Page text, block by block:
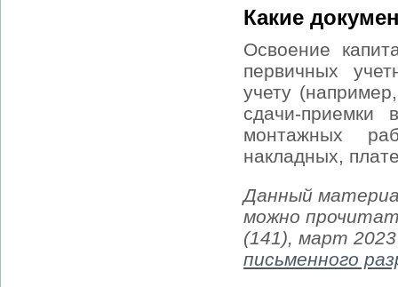
Какие
Освоение
первичных
учету
сдачи-приемки
монтажных
накладных,
Данный
можно
(141), март
письменного